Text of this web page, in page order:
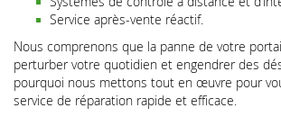
Service après-vente réactif.
Nous comprenons que la panne de votre
perturber votre quotidien et engendrer des
pourquoi nous mettons tout en œuvre pour
service de réparation rapide et efficace.